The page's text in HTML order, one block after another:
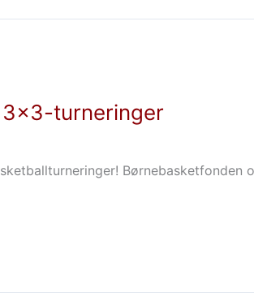
3×3-turneringer
Børnebasketfonden